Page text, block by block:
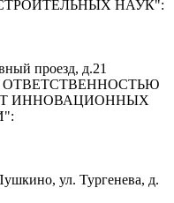
НАУК":
проезд, д.21
ИННОВАЦИОННЫХ
:
ул. Тургенева, д.